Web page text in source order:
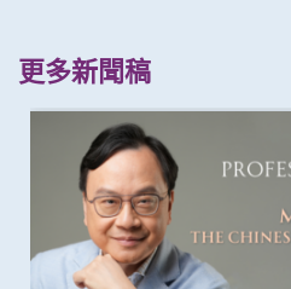
更多新聞稿